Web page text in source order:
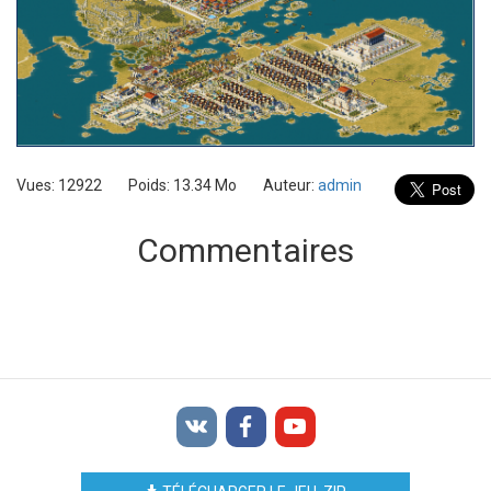
Vues: 12922 Poids: 13.34 Mo Auteur: admin
Commentaires